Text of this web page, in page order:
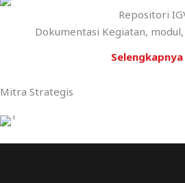
Repositori
Dokumentasi Kegiatan,
Mitra Strategis